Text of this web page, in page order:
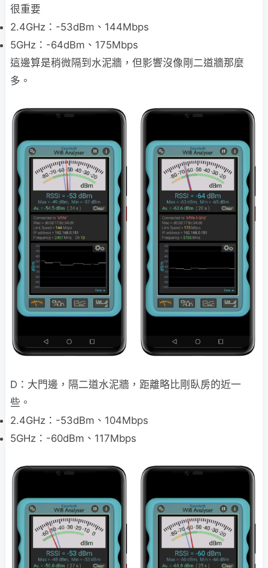
很重要
2.4GHz：-53dBm、144Mbps
5GHz：-64dBm、175Mbps
這邊算是稍微隔到水泥牆，但影響沒像剛二道牆那麼
多。
D：大門邊，隔二道水泥牆，距離略比剛臥房的近一
些。
2.4GHz：-53dBm、104Mbps
5GHz：-60dBm、117Mbps